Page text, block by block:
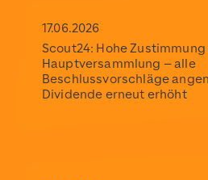
17.06.2026
Scout24: Hohe
Hauptversammlung – alle
Beschlussvorschläge
Dividende erneut erhöht